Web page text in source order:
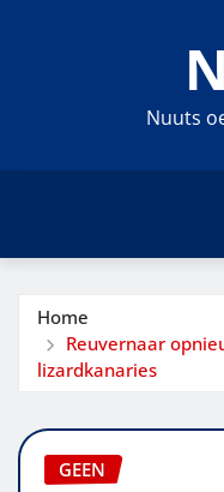
Nuuts
Home
Reuvernaar
lizardkanaries
GEEN